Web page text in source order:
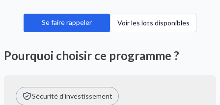
Se faire rappeler Voir les lots disponibles
Pourquoi choisir ce programme ?
Sécurité d'investissement